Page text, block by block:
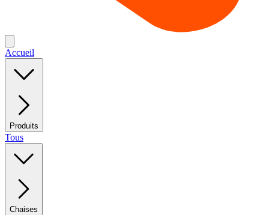
Accueil
Produits
Tous
Chaises